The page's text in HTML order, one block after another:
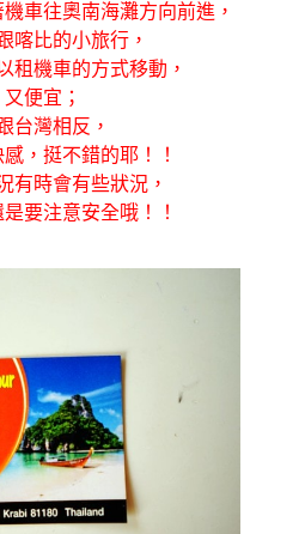
車往奧南海灘方向前進，
喀比的小旅行，
租機車的方式移動，
便宜；
台灣相反，
，挺不錯的耶！！
有時會有些狀況，
要注意安全哦！！